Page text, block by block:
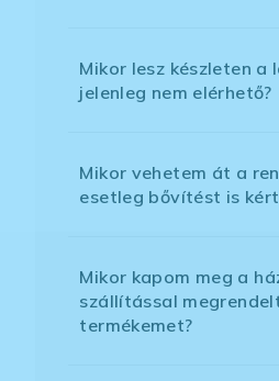
Mikor lesz készleten a
jelenleg nem elérhető?
Mikor vehetem át a
esetleg bővítést is
Mikor kapom meg a
szállítással
termékemet?